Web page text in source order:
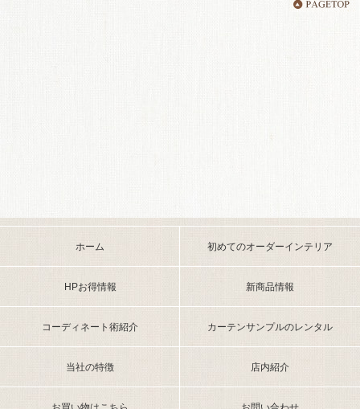
ホーム 初めてのオーダーインテリア
HPお得情報 新商品情報
コーディネート術紹介 カーテンサンプルのレンタル
当社の特徴 店内紹介